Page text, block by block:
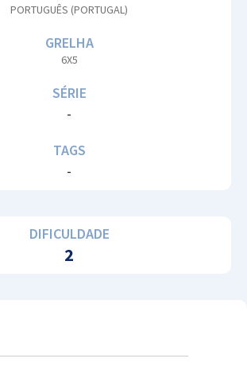
PORTUGUÊS (PORTUGAL)
GRELHA
6X5
SÉRIE
-
TAGS
-
DIFICULDADE
2